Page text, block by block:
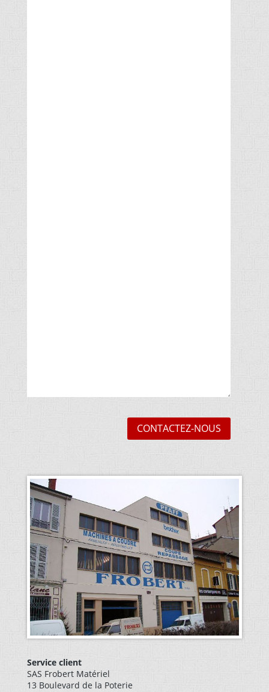
CONTACTEZ-NOUS
Service client
SAS Frobert Matériel
13 Boulevard de la Poterie